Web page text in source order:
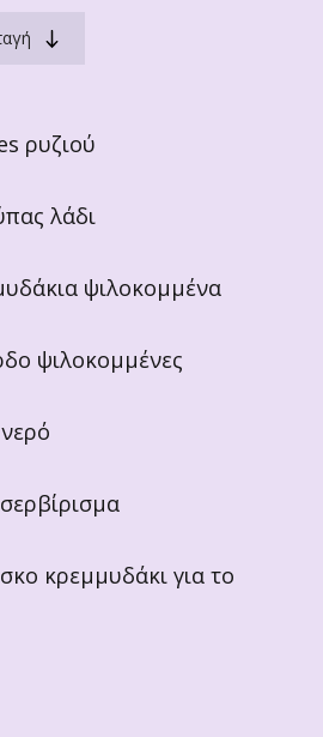
ρυζιού
λάδι
ψιλοκομμένα
ψιλοκομμένες
κρεμμυδάκι για το